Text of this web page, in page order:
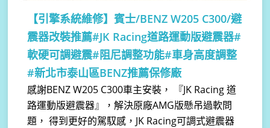
【引擎系統維修】賓士/BENZ W205 C300/避
震器改裝推薦#JK Racing道路運動版避震器#
軟硬可調避震#阻尼調整功能#車身高度調整
#新北市泰山區BENZ推薦保修廠
感謝BENZ W205 C300車主安裝， 『JK Racing 道
路運動版避震器』，解決原廠AMG版懸吊過軟問
題， 得到更好的駕馭感，JK Racing可調式避震器